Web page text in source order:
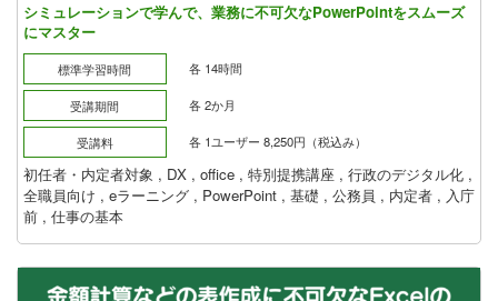
シミュレーションで学んで、業務に不可欠なPowerPointをスムーズ
にマスター
標準学習時間 各 14時間
受講期間 各 2か月
受講料 各 1ユーザー 8,250円（税込み）
初任者・内定者対象 , DX , office , 特別提携講座 , 行政のデジタル化 ,
全職員向け , eラーニング , PowerPoint , 基礎 , 公務員 , 内定者 , 入庁
前 , 仕事の基本